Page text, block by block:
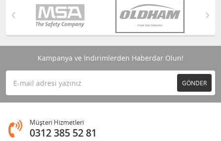
Kampanya ve İndirimlerden Haberdar Olun!
GÖNDER
Müşteri Hizmetleri
0312 385 52 81